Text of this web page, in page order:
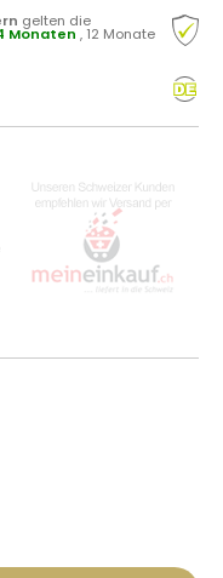
gelten die
Monaten , 12 Monate